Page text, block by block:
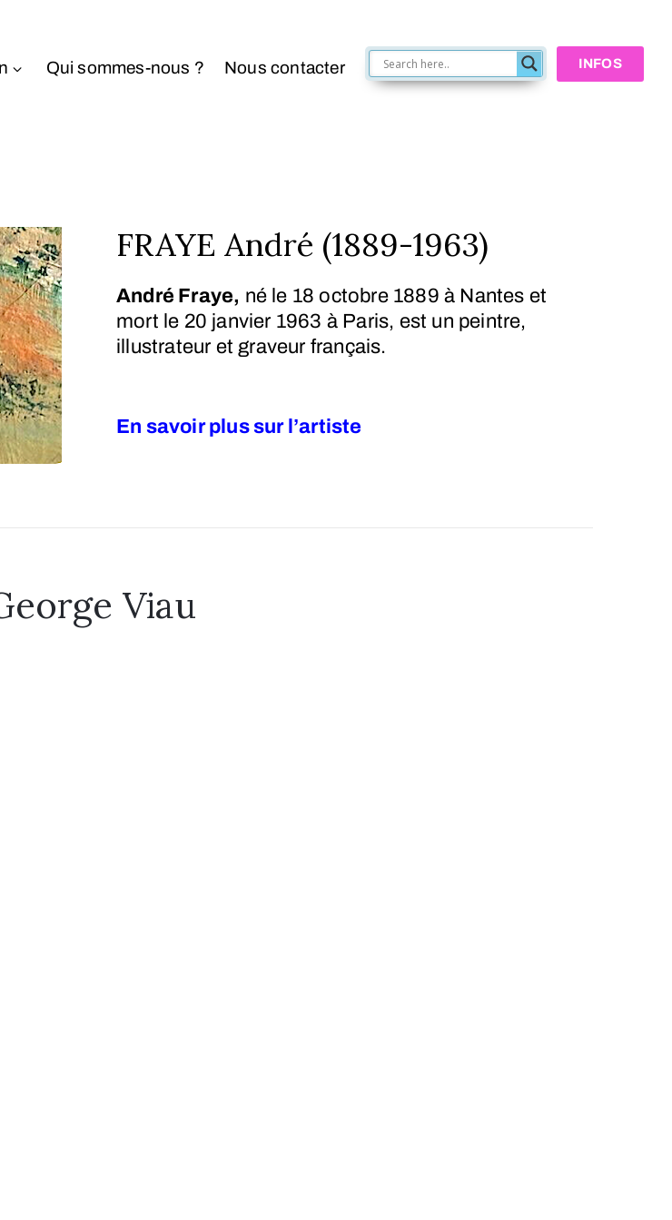
Qui sommes-nous ? Nous contacter INFOS
FRAYE André (1889-1963)
André Fraye, né le 18 octobre 1889 à Nantes et
mort le 20 janvier 1963 à Paris, est un peintre,
illustrateur et graveur français.
En savoir plus sur l’artiste
Viau